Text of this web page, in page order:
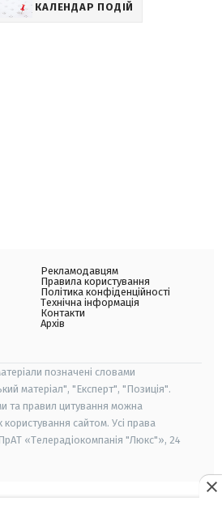
КАЛЕНДАР ПОДІЙ
Рекламодавцям
Правила користування
Політика конфіденційності
Технічна інформація
Контакти
Архів
позначені словами
матеріал", "Експерт", "Позиція".
та правил цитування можна
сайтом. Усі права
«Телерадіокомпанія "Люкс"», 24